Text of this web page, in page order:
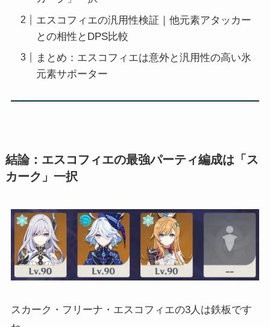
エスコフィエの汎用性検証｜他元素アタッカー
との相性とDPS比較
まとめ：エスコフィエは意外と汎用性の高い氷
元素サポーター
結論：エスコフィエの最強パーティ編成は「ス
カーク」一択
スカーク・フリーナ・エスコフィエの3人は鉄板です